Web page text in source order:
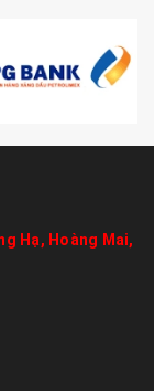
Hạ, Hoàng Mai,